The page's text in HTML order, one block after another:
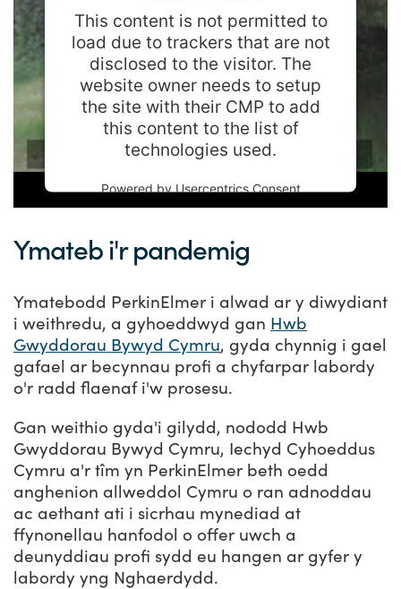
This content is not permitted to
load due to trackers that are not
disclosed to the visitor. The
website owner needs to setup
the site with their CMP to add
this content to the list of
technologies used.
Powered by Usercentrics Consent
Management Platform
Ymateb i'r pandemig
Ymatebodd PerkinElmer i alwad ar y diwydiant
i weithredu, a gyhoeddwyd gan Hwb
Gwyddorau Bywyd Cymru, gyda chynnig i gael
gafael ar becynnau profi a chyfarpar labordy
o'r radd flaenaf i'w prosesu.
Gan weithio gyda'i gilydd, nododd Hwb
Gwyddorau Bywyd Cymru, Iechyd Cyhoeddus
Cymru a'r tîm yn PerkinElmer beth oedd
anghenion allweddol Cymru o ran adnoddau
ac aethant ati i sicrhau mynediad at
ffynonellau hanfodol o offer uwch a
deunyddiau profi sydd eu hangen ar gyfer y
labordy yng Nghaerdydd.